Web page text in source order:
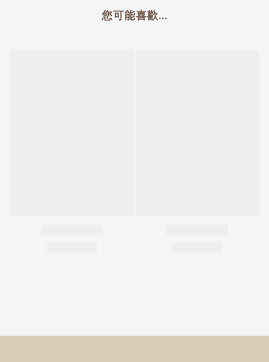
您可能喜歡...